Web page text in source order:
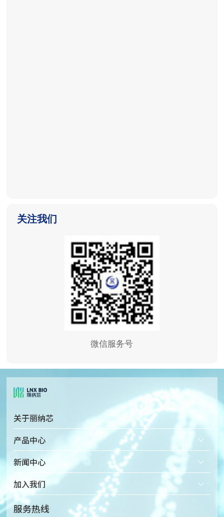
关注我们
微信服务号
关于丽纳芯
公司简介
荣誉资质
产品中心
固态纳米孔检测仪
配套微流体装置
新闻中心
加入我们
热招岗位
服务热线